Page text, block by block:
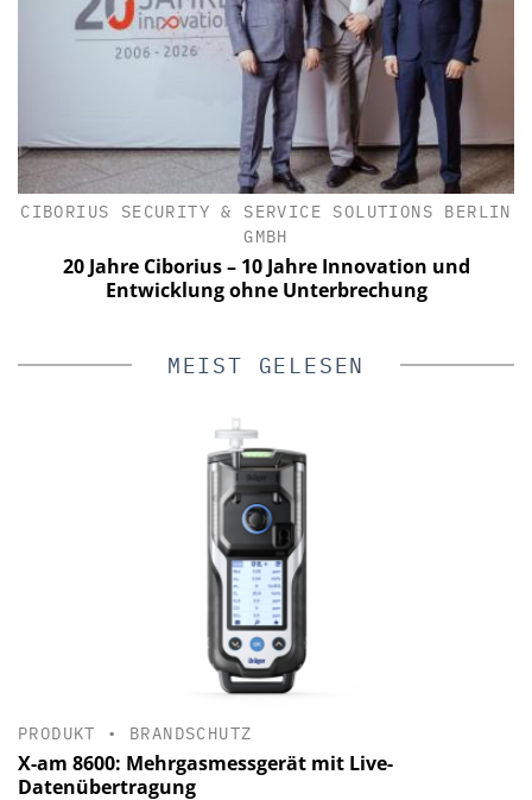
CIBORIUS SECURITY & SERVICE SOLUTIONS BERLIN
GMBH
20 Jahre Ciborius – 10 Jahre Innovation und
Entwicklung ohne Unterbrechung
MEIST GELESEN
PRODUKT • BRANDSCHUTZ
X-am 8600: Mehrgasmessgerät mit Live-
Datenübertragung